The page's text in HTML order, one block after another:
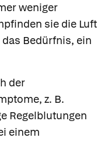
weniger
sie die Luft
Bedürfnis, ein
der
z. B.
Regelblutungen
einem